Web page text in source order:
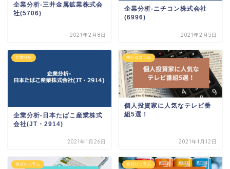
企業分析-三井金属鉱業株式会
社(5706)
2021年2月8日
企業分析-ニチコン株式会社
(6996)
2021年2月5日
企業分析
企業分析-日本たばこ産業株式
会社(JT・2914)
2021年1月26日
株ゼロコラム
個人投資家に人気なテレビ番
組5選！
2021年1月12日
株ゼロコラム 株ゼロコラム